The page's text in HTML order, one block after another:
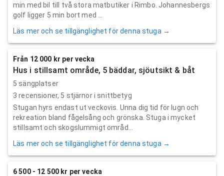
min med bil till två stora matbutiker i Rimbo. Johannesbergs
golf ligger 5 min bort med ...
Läs mer och se tillgänglighet för denna stuga →
Från 12 000 kr per vecka
Hus i stillsamt område, 5 bäddar, sjöutsikt & båt
5 sängplatser
3 recensioner, 5 stjärnor i snittbetyg
Stugan hyrs endast ut veckovis. Unna dig tid för lugn och
rekreation bland fågelsång och grönska. Stuga i mycket
stillsamt och skogslummigt områd...
Läs mer och se tillgänglighet för denna stuga →
6 500 - 12 500 kr per vecka